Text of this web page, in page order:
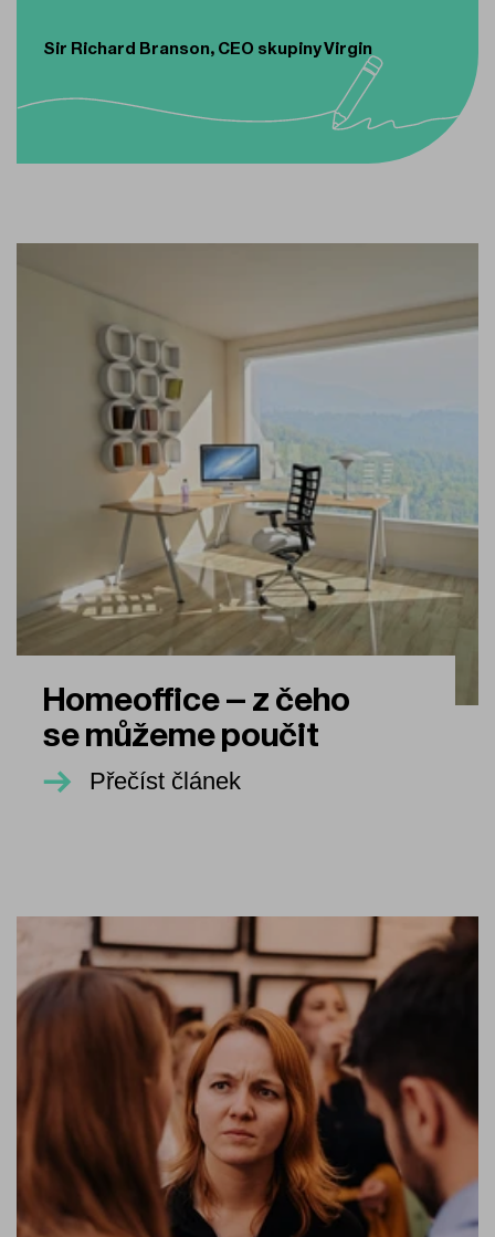
Sir Richard Branson, CEO skupiny Virgin
Homeoffice – z čeho
se můžeme poučit
Přečíst článek